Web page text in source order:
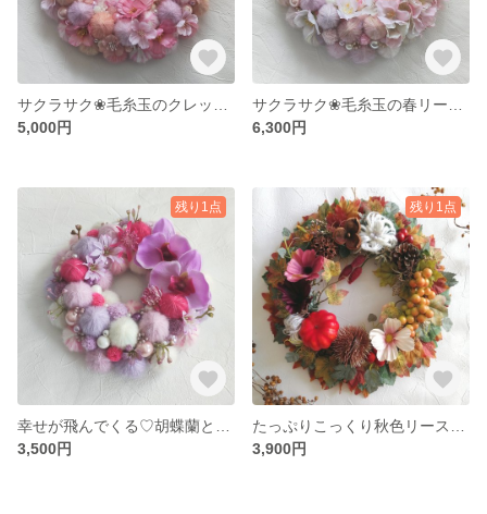
5,000円
6,300円
残り1点
3,500円
残り1点
3,900円